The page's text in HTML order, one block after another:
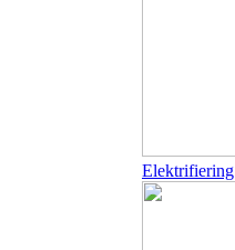
Elektrifiering